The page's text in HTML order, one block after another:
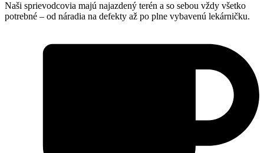
Naši sprievodcovia majú najazdený terén a so sebou vždy všetko
potrebné – od náradia na defekty až po plne vybavenú lekárničku.